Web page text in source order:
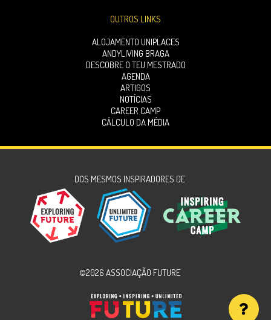
OUTROS LINKS
ALOJAMENTO UNIPLACES
ANDYLIVING BRAGA
DESCOBRE O TEU MESTRADO
AGENDA
ARTIGOS
NOTÍCIAS
CAREER CAMP
CÁLCULO DA MÉDIA
DOS MESMOS INSPIRADORES DE
©2026 ASSOCIAÇÃO FUTURE